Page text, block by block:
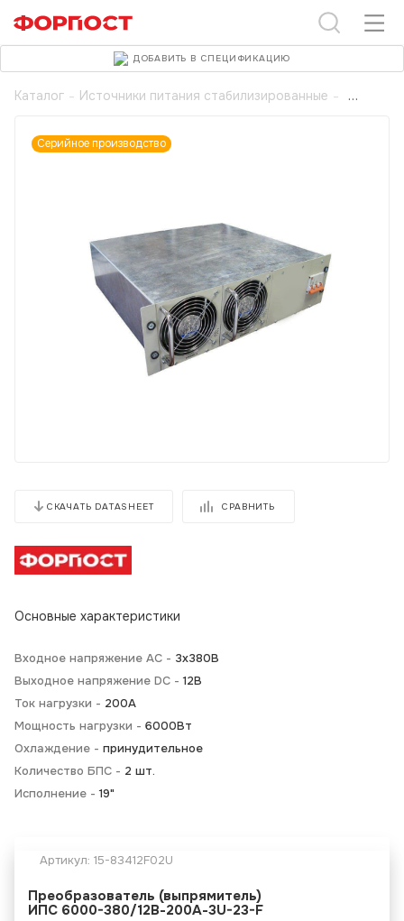
Каталог - Источники питания стабилизированные -
Серийное производство
СКАЧАТЬ DATASHEET СРАВНИТЬ
Основные характеристики
Входное напряжение AC - 3х380В
Выходное напряжение DC - 12В
Ток нагрузки - 200А
Мощность нагрузки - 6000Вт
Охлаждение - принудительное
Количество БПС - 2 шт.
Исполнение - 19"
Артикул: 15-83412F02U
Преобразователь (выпрямитель)
ИПС 6000-380/12В-200А-3U-23-F
ДОБАВИТЬ В СПЕЦИФИКАЦИЮ